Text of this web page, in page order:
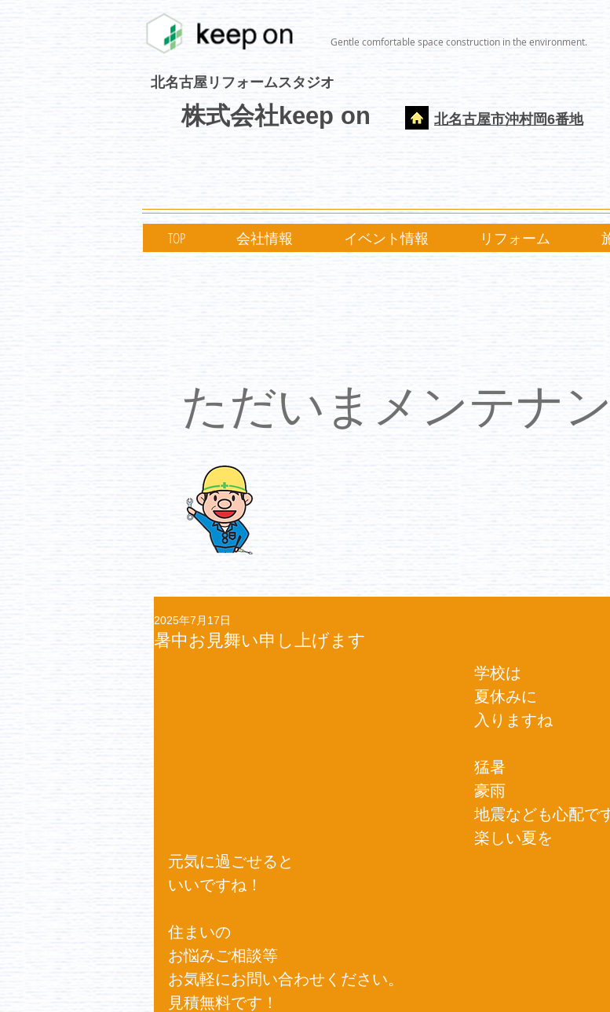
Gentle comfortable space construction in the environment.
北名古屋リフォームスタジオ
株式会社keep on 北名古屋市沖村岡6番地
TOP 会社情報 イベント情報 リフォーム
ただいまメンテナ
暑中お見舞い申し上げます
2025年7月17日
学校は
夏休みに
入りますね
猛暑
豪雨
地震なども心配で
楽しい夏を
元気に過ごせると
いいですね！
住まいの
お悩みご相談等
お気軽にお問い合わせください。
見積無料です！